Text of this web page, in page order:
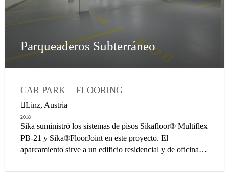
Parqueaderos Subterráneo
CAR PARK
FLOORING
INDUSTRIAL COATING
NEW BUILD
Linz, Austria
2018
Sika suministró los sistemas de pisos Sikafloor® Multiflex
PB-21 y Sika®FloorJoint en este proyecto. El
aparcamiento sirve a un edificio residencial y de oficinas